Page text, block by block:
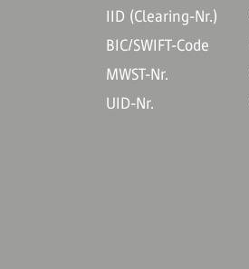
IID (Clearing-Nr.)
BIC/SWIFT-Code
MWST-Nr.
UID-Nr.